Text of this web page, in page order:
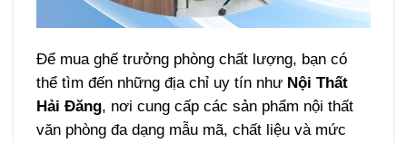
Để mua ghế trưởng phòng chất lượng, bạn có
thể tìm đến những địa chỉ uy tín như Nội Thất
Hải Đăng, nơi cung cấp các sản phẩm nội thất
văn phòng đa dạng mẫu mã, chất liệu và mức